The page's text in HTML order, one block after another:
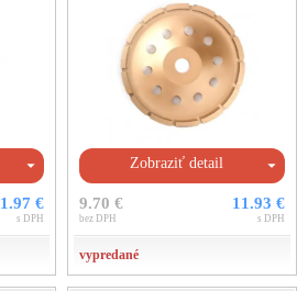
1.97 €
s DPH
Zobraziť detail
9.70 €
bez DPH
11.93 €
s DPH
vypredané